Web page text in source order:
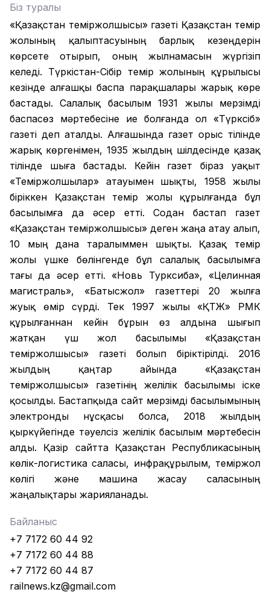
Біз туралы
«Қазақстан теміржолшысы» газеті Қазақстан темір
жолының қалыптасуының барлық кезеңдерін
көрсете отырып, оның жылнамасын жүргізіп
келеді. Түркістан-Сібір темір жолының құрылысы
кезінде алғашқы баспа парақшалары жарық көре
бастады. Салалық басылым 1931 жылы мерзімді
баспасөз мәртебесіне ие болғанда ол «Түрксіб»
газеті деп аталды. Алғашында газет орыс тілінде
жарық көргенімен, 1935 жылдың шілдесінде қазақ
тілінде шыға бастады. Кейін газет біраз уақыт
«Теміржолшылар» атауымен шықты, 1958 жылы
біріккен Қазақстан темір жолы құрылғанда бұл
басылымға да әсер етті. Содан бастап газет
«Қазақстан теміржолшысы» деген жаңа атау алып,
10 мың дана таралыммен шықты. Қазақ темір
жолы үшке бөлінгенде бұл салалық басылымға
тағы да әсер етті. «Новь Турксиба», «Целинная
магистраль», «Батысжол» газеттері 20 жылға
жуық өмір сүрді. Тек 1997 жылы «ҚТЖ» РМК
құрылғаннан кейін бұрын өз алдына шығып
жатқан үш жол басылымы «Қазақстан
теміржолшысы» газеті болып біріктірілді. 2016
жылдың қаңтар айында «Қазақстан
теміржолшысы» газетінің желілік басылымы іске
қосылды. Бастапқыда сайт мерзімді басылымының
электронды нұсқасы болса, 2018 жылдың
қыркүйегінде тәуелсіз желілік басылым мәртебесін
алды. Қазір сайтта Қазақстан Республикасының
көлік-логистика саласы, инфрақұрылым, теміржол
көлігі және машина жасау саласының
жаңалықтары жарияланады.
Байланыс
+7 7172 60 44 92
+7 7172 60 44 88
+7 7172 60 44 87
railnews.kz@gmail.com